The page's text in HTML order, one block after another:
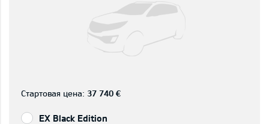
Стартовая цена: 37 740 €
EX Black Edition